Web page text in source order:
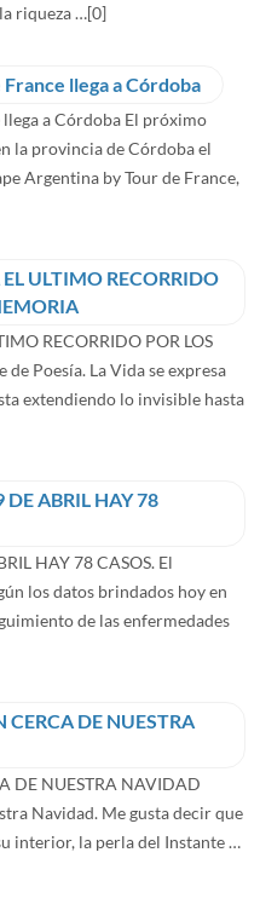
riqueza …[0]
France llega a Córdoba
llega a Córdoba El próximo
la provincia de Córdoba el
Argentina by Tour de France,
ULTIMO RECORRIDO
RECORRIDO POR LOS
Poesía. La Vida se expresa
extendiendo lo invisible hasta
DE ABRIL HAY 78
HAY 78 CASOS. El
los datos brindados hoy en
de las enfermedades
CERCA DE NUESTRA
DE NUESTRA NAVIDAD
Navidad. Me gusta decir que
interior, la perla del Instante …